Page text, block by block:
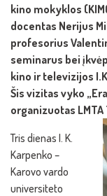
kino mokyklos
docentas Nerijus
profesorius
seminarus bei
kino ir televizijos
Šis vizitas vyko
organizuotas
Tris dienas I. K.
Karpenko –
Karovo vardo
universiteto